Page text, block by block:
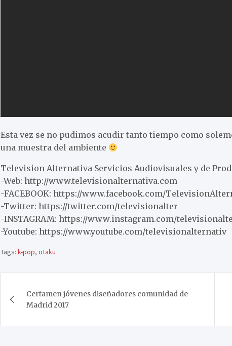
Esta vez se no pudimos acudir tanto tiempo como
una muestra del ambiente
Television Alternativa Servicios Audiovisuales y de
-Web: http://www.televisionalternativa.com
-FACEBOOK: https://www.facebook.com/
-Twitter: https://twitter.com/televisionalter
-INSTAGRAM: https://www.instagram.com/
-Youtube: https://www.youtube.com/televisionalternativ
Tags: k-pop,otaku
de
entradas
Certamen jóvenes diseñadores comunidad de
Madrid 2017